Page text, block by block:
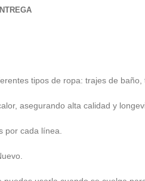
tipos de ropa: trajes de
asegurando alta calidad y
por cada línea.